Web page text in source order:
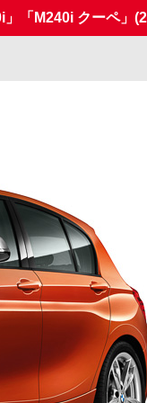
「M240i クーペ」